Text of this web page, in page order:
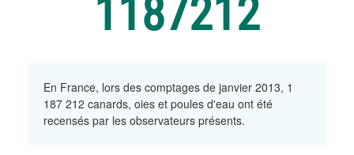
1187212
En France, lors des comptages de janvier 2013, 1
187 212 canards, oies et poules d'eau ont été
recensés par les observateurs présents.